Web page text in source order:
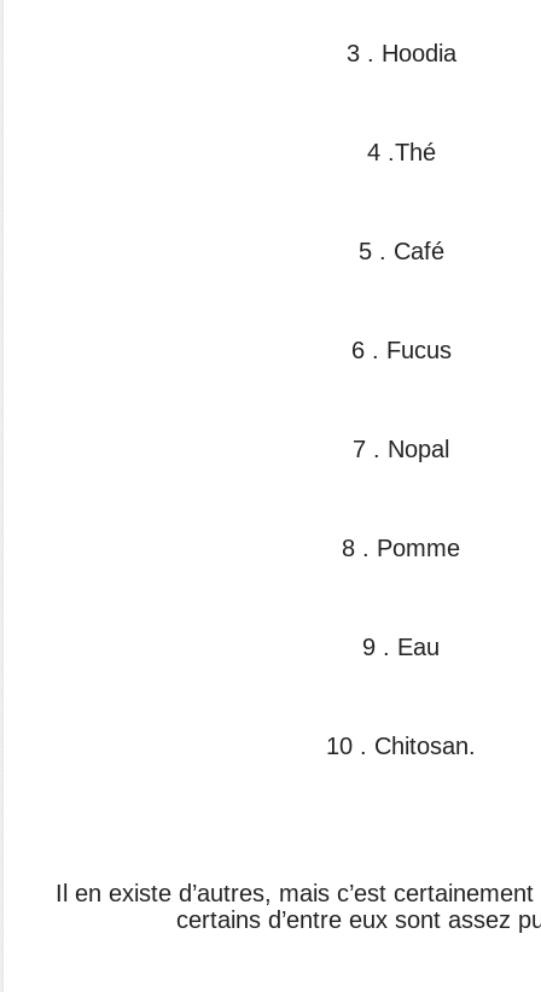
3 . Hoodia
4 .Thé
5 . Café
6 . Fucus
7 . Nopal
8 . Pomme
9 . Eau
10 . Chitosan.
Il en existe d’autres, mais c’est certainement
certains d’entre eux sont assez